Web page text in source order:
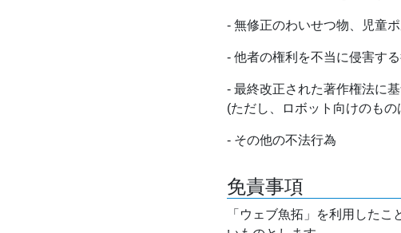
- 無修正のわいせつ物、児童
- 他者の権利を不当に侵害す
- 最終改正された著作権法に
(ただし、ロボット向けのも
- その他の不法行為
免責事項
「ウェブ魚拓」を利用した